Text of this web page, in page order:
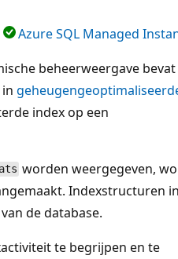
Azure SQL Managed
beheerweergave bevat
index op een
worden weergegeven,
Indexstructuren
de database.
te begrijpen en te